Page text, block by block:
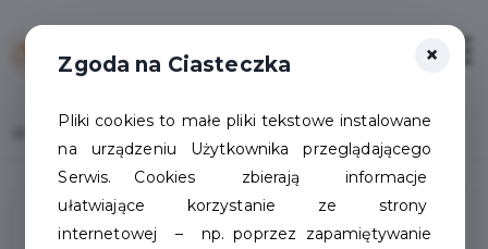
×
Zgoda na Ciasteczka
Pliki cookies to małe pliki tekstowe instalowane
na urządzeniu Użytkownika przeglądającego
Serwis. Cookies zbierają informacje
ułatwiające korzystanie ze strony
internetowej – np. poprzez zapamiętywanie